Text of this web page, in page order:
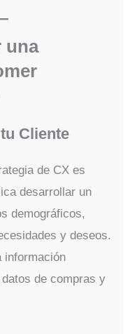
una
Cliente
de CX es
desarrollar un
demográficos,
y deseos.
información
de compras y